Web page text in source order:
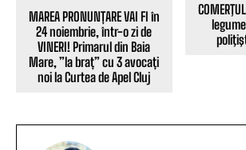
MAREA PRONUNȚARE VAI FI în
24 noiembrie, într-o zi de
VINERI! Primarul din Baia
Mare, ”la braț” cu 3 avocați
noi la Curtea de Apel Cluj